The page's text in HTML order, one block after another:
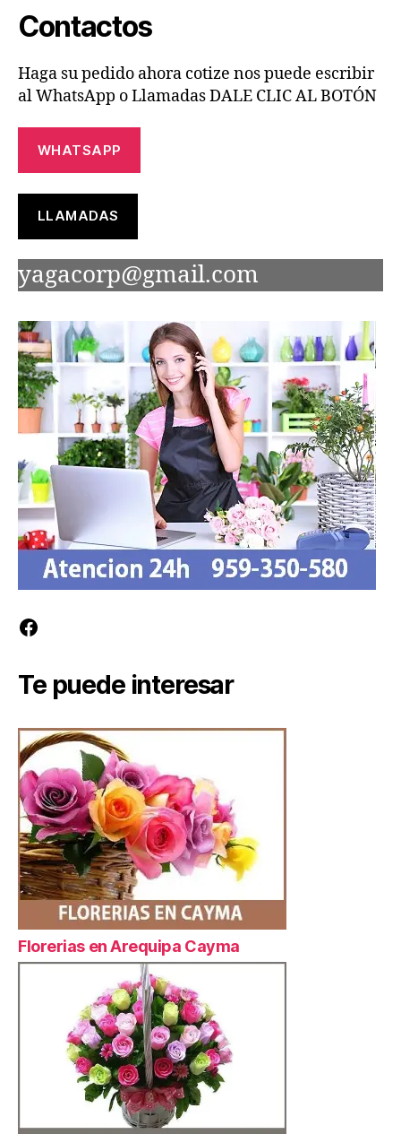
Contactos
Haga su pedido ahora cotize nos puede escribir
al WhatsApp o Llamadas DALE CLIC AL BOTÓN
WHATSAPP
LLAMADAS
yagacorp@gmail.com
Facebook
Te puede interesar
Florerias en Arequipa Cayma